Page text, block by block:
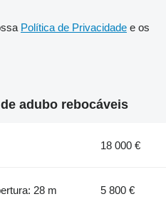
Política de Privacidade e os
adubo rebocáveis
18 000 €
28 m 5 800 €